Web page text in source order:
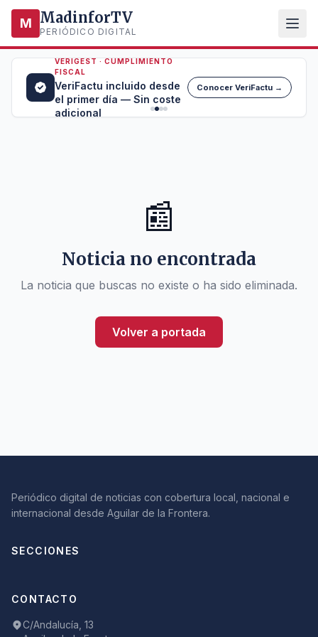
M MadinforTV
PERIÓDICO DIGITAL
VERIGEST · CUMPLIMIENTO
FISCAL
VeriFactu incluido desde
el primer día — Sin coste
adicional
Conocer VeriFactu →
📰
Noticia no encontrada
La noticia que buscas no existe o ha sido eliminada.
Volver a portada
Periódico digital de noticias con cobertura local, nacional e
internacional desde Aguilar de la Frontera.
SECCIONES
CONTACTO
C/Andalucía, 13